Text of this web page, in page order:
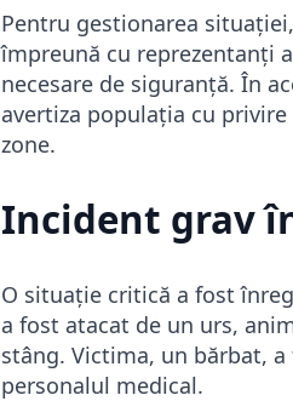
Pentru gestionarea
împreună cu reprezentanți
necesare de siguranță. În
avertiza populația cu
zone.
Incident grav
O situație critică a fost
a fost atacat de un urs,
stâng. Victima, un bărbat,
personalul medical.